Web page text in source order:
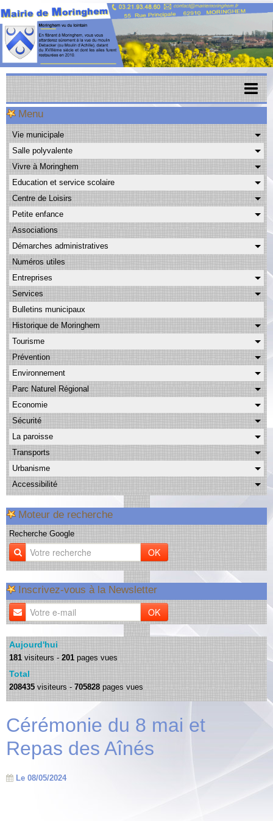
Accueil
Menu scolaire
Actualités
Agenda
CAPSO
Urbanisme
Transports
Albums
Facebook
Contact
Menu
Vie municipale
Salle polyvalente
Vivre à Moringhem
Education et service scolaire
Centre de Loisirs
Petite enfance
Associations
Démarches administratives
Numéros utiles
Entreprises
Services
Bulletins municipaux
Historique de Moringhem
Tourisme
Prévention
Environnement
Parc Naturel Régional
Economie
Sécurité
La paroisse
Transports
Urbanisme
Accessibilité
Moteur de recherche
Recherche Google
OK
Inscrivez-vous à la Newsletter
OK
Aujourd'hui
181 visiteurs - 201 pages vues
Total
208435 visiteurs - 705828 pages vues
Cérémonie du 8 mai et
Repas des Aînés
Le 08/05/2024